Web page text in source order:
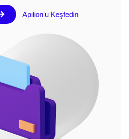
Apilion'u Keşfedin